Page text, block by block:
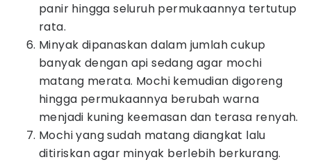
panir hingga seluruh permukaannya tertutup
rata.
Minyak dipanaskan dalam jumlah cukup
banyak dengan api sedang agar mochi
matang merata. Mochi kemudian digoreng
hingga permukaannya berubah warna
menjadi kuning keemasan dan terasa renyah.
Mochi yang sudah matang diangkat lalu
ditiriskan agar minyak berlebih berkurang.